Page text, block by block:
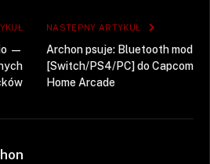
—
NASTĘPNY ARTYKUŁ
Archon psuje: Bluetooth mod
[Switch/PS4/PC] do Capcom
Home Arcade